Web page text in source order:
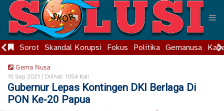
Sorot Skandal Korupsi Fokus Politika Gemanusa
Gema Nusa
15 Sep 2021 | Dilihat: 1054 Kali
Gubernur Lepas Kontingen DKI Berlaga Di
PON Ke-20 Papua